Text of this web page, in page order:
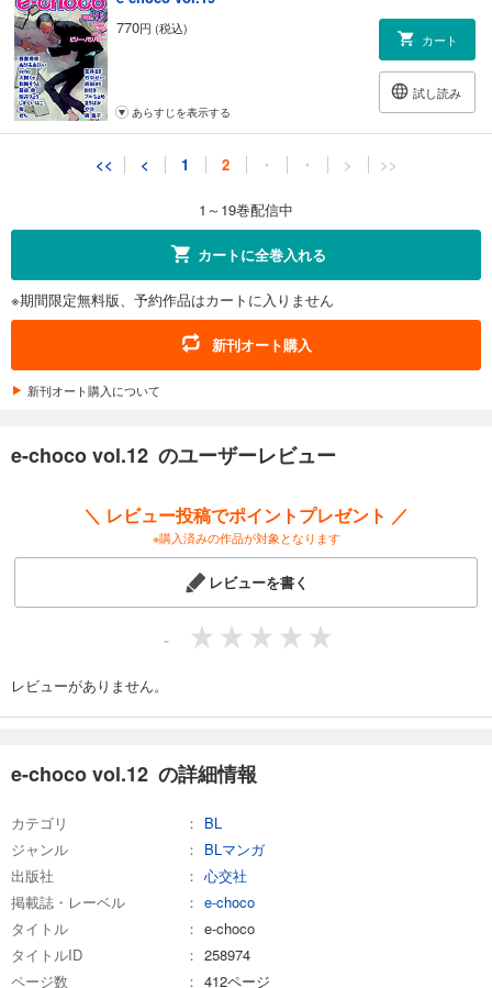
770円 (税込)
カート
試し読み
あらすじを表示する
<< < 1 2 ・ ・ > >>
1～19巻配信中
カートに全巻入れる
※期間限定無料版、予約作品はカートに入りません
新刊オート購入
新刊オート購入について
e-choco vol.12 のユーザーレビュー
＼ レビュー投稿でポイントプレゼント ／
※購入済みの作品が対象となります
レビューを書く
-
レビューがありません。
e-choco vol.12 の詳細情報
カテゴリ
BL
ジャンル
BLマンガ
出版社
心交社
掲載誌・レーベル
e-choco
タイトル
e-choco
タイトルID
258974
ページ数
412ページ